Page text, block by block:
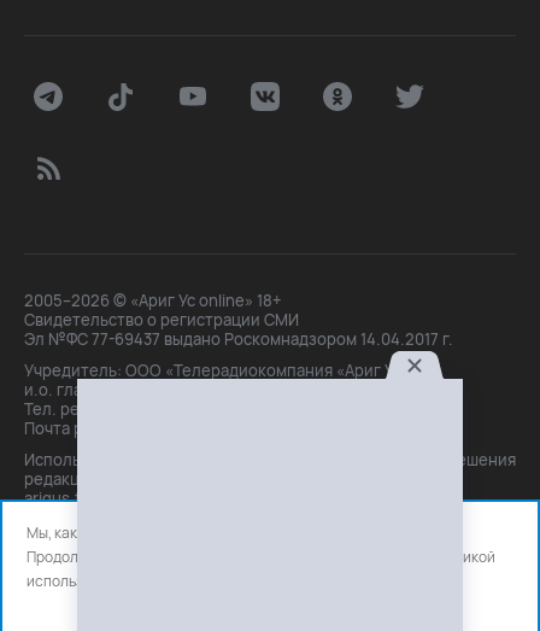
2005–2026 © «Ариг Ус online» 18+
Свидетельство о регистрации СМИ
Эл №ФС 77-69437 выдано Роскомнадзором 14.04.2017 г.
Учредитель: ООО «Телерадиокомпания «Ариг Ус»,
и.о. главного редактора: Маханова О.Б.
Тел. peдakции: +7(3012)21-30-14,
Почта peдakции: editor@arigus.tv
Использование материалов только с письменного разрешения
редакции. При цитировании прямая активная ссылка на
arigus.tv обязательна.
Мы, как и все используем файлы cookie и сервисы аналитики.
Продолжая использовать сайт, вы соглашаетесь с нашей
политикой
использования